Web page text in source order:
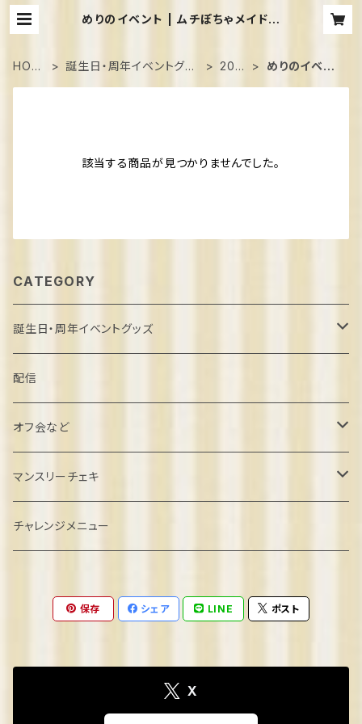
めりのイベント | ムチぽちゃメイドカ
HOM
誕生日・周年イベントグッ
202
めりのイベン
該当する商品が見つかりませんでした。
CATEGORY
誕生日・周年イベントグッズ
葉月しいな誕生日2022
北村こむぎ誕生日2022
璃雲ゆぅい誕生日2022
餅望きなこ誕生日2022
めりの誕生日2022
2023
配信
オフ会など
忘年会クラファン
オフ会参加
マンスリーチェキ
２０２４年８月
2024年10月
2024年11月
チャレンジメニュー
保存 シェア LINE ポスト
X